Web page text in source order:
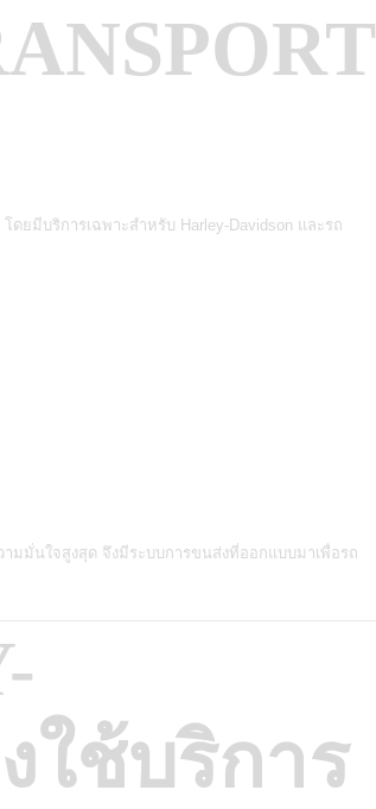
โดยมีบริการเฉพาะสำหรับ Harley-Davidson และรถ
ามมั่นใจสูงสุด จึงมีระบบการขนส่งที่ออกแบบมาเพื่อรถ
ใช้บริการ